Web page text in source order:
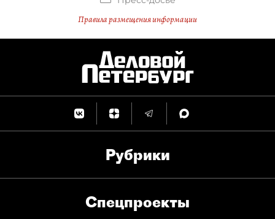
Правила размещения информации
Рубрики
Спец­проекты